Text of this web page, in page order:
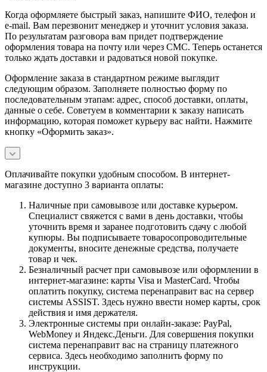
Когда оформляете быстрый заказ, напишите ФИО, телефон и
e-mail. Вам перезвонит менеджер и уточнит условия заказа.
По результатам разговора вам придет подтверждение
оформления товара на почту или через СМС. Теперь останется
только ждать доставки и радоваться новой покупке.
Оформление заказа в стандартном режиме выглядит
следующим образом. Заполняете полностью форму по
последовательным этапам: адрес, способ доставки, оплаты,
данные о себе. Советуем в комментарии к заказу написать
информацию, которая поможет курьеру вас найти. Нажмите
кнопку «Оформить заказ».
Оплачивайте покупки удобным способом. В интернет-
магазине доступно 3 варианта оплаты:
Наличные при самовывозе или доставке курьером.
Специалист свяжется с вами в день доставки, чтобы
уточнить время и заранее подготовить сдачу с любой
купюры. Вы подписываете товаросопроводительные
документы, вносите денежные средства, получаете
товар и чек.
Безналичный расчет при самовывозе или оформлении в
интернет-магазине: карты Visa и MasterCard. Чтобы
оплатить покупку, система перенаправит вас на сервер
системы ASSIST. Здесь нужно ввести номер карты, срок
действия и имя держателя.
Электронные системы при онлайн-заказе: PayPal,
WebMoney и Яндекс.Деньги. Для совершения покупки
система перенаправит вас на страницу платежного
сервиса. Здесь необходимо заполнить форму по
инструкции.